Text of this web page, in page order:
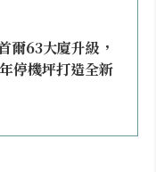
爾63大廈升級，
停機坪打造全新